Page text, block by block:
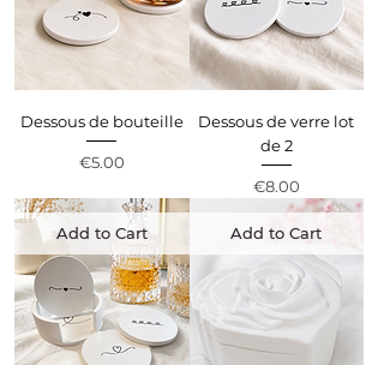
Dessous de bouteille
Price
€5.00
Dessous de verre lot
de 2
Price
€8.00
Add to Cart Add to Cart